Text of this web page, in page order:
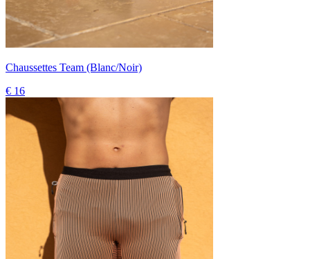
Chaussettes Team (Blanc/Noir)
€ 16